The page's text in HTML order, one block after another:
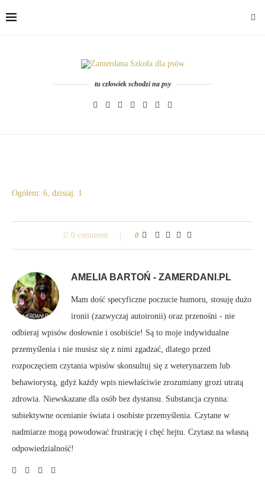
tu człowiek schodzi na psy
Ogółem: 6, dzisiaj: 1
0 comment 0
AMELIA BARTOŃ - ZAMERDANI.PL
Mam dość specyficzne poczucie humoru, stosuję dużo
ironii (zazwyczaj autoironii) oraz przenośni - nie
odbieraj wpisów dosłownie i osobiście! Są to moje indywidualne
przemyślenia i nie musisz się z nimi zgadzać, dlatego przed
rozpoczęciem czytania wpisów skonsultuj się z weterynarzem lub
behawiorystą, gdyż każdy wpis niewłaściwie zrozumiany grozi utratą
zdrowia. Niewskazane dla osób bez dystansu. Substancja czynna:
subiektywne ocenianie świata i osobiste przemyślenia. Czytane w
nadmiarze mogą powodować frustrację i chęć hejtu. Czytasz na własną
odpowiedzialność!